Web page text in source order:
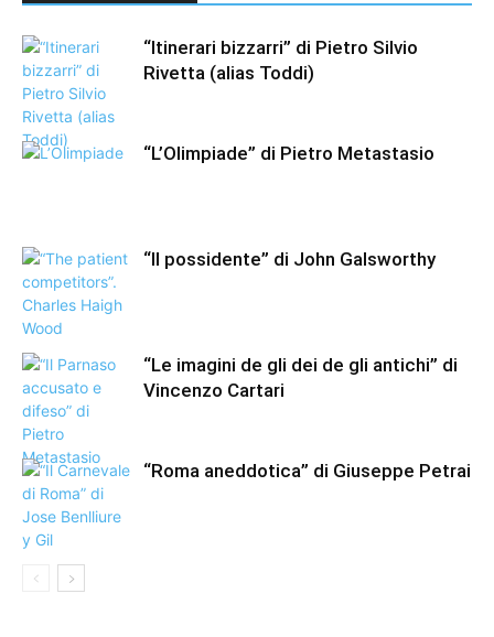
“Itinerari bizzarri” di Pietro Silvio
Rivetta (alias Toddi)
“L’Olimpiade” di Pietro Metastasio
“Il possidente” di John Galsworthy
“Le imagini de gli dei de gli antichi” di
Vincenzo Cartari
“Roma aneddotica” di Giuseppe Petrai